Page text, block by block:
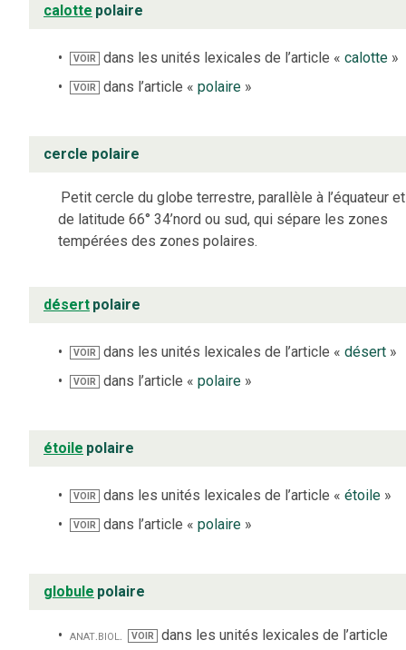
calotte polaire
VOIR dans les unités lexicales de l’article «calotte »
VOIR dans l’article «polaire »
cercle polaire
Petit cercle du globe terrestre, parallèle à l’équateur et
de latitude 66° 34’nord ou sud, qui sépare les zones
tempérées des zones polaires.
désert polaire
VOIR dans les unités lexicales de l’article «désert »
VOIR dans l’article «polaire »
étoile polaire
VOIR dans les unités lexicales de l’article «étoile »
VOIR dans l’article «polaire »
globule polaire
anat.biol. VOIR dans les unités lexicales de l’article